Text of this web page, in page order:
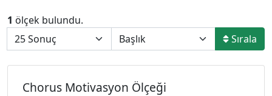
1 ölçek bulundu.
Sırala
Chorus Motivasyon Ölçeği